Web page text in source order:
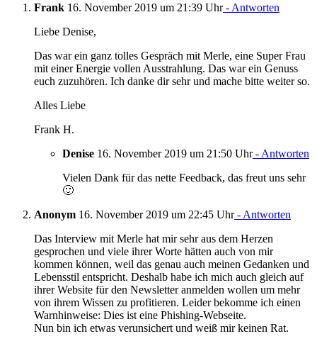
Frank 16. November 2019 um 21:39 Uhr- Antworten
Liebe Denise,
Das war ein ganz tolles Gespräch mit Merle, eine Super Frau
mit einer Energie vollen Ausstrahlung. Das war ein Genuss
euch zuzuhören. Ich danke dir sehr und mache bitte weiter so.
Alles Liebe
Frank H.
Denise 16. November 2019 um 21:50 Uhr- Antworten
Vielen Dank für das nette Feedback, das freut uns sehr
🙂
Anonym 16. November 2019 um 22:45 Uhr- Antworten
Das Interview mit Merle hat mir sehr aus dem Herzen
gesprochen und viele ihrer Worte hätten auch von mir
kommen können, weil das genau auch meinen Gedanken und
Lebensstil entspricht. Deshalb habe ich mich auch gleich auf
ihrer Website für den Newsletter anmelden wollen um mehr
von ihrem Wissen zu profitieren. Leider bekomme ich einen
Warnhinweise: Dies ist eine Phishing-Webseite.
Nun bin ich etwas verunsichert und weiß mir keinen Rat.